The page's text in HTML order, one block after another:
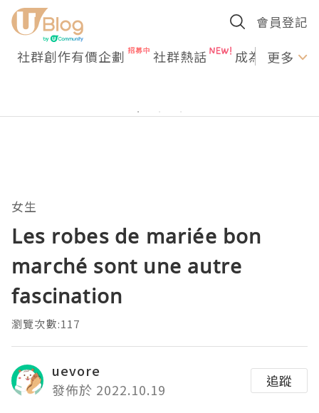
會員登記
社群創作有價企劃 社群熱話 成為U更多
女生
Les robes de mariée bon
marché sont une autre
fascination
瀏覽次數:117
uevore
發佈於 2022.10.19
追蹤